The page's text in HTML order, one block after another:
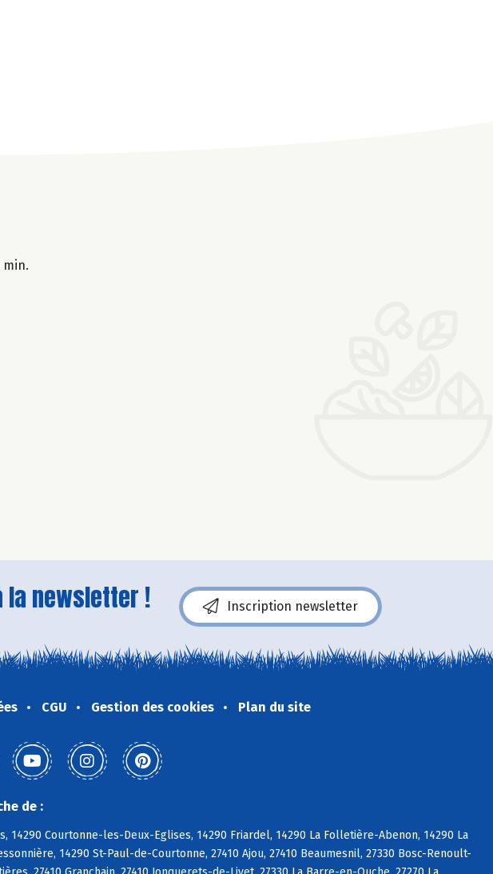
min.
la newsletter ! Inscription newsletter
CGU Gestion des cookies Plan du site
de :
14290 Courtonne-les-Deux-Eglises, 14290 Friardel, 14290 La Folletière-Abenon, 14290 La
14290 St-Paul-de-Courtonne, 27410 Ajou, 27410 Beaumesnil, 27330 Bosc-Renoult-